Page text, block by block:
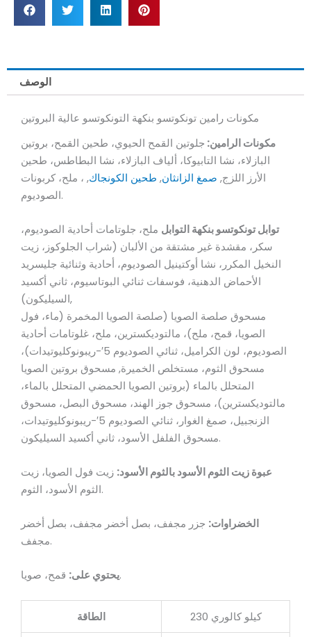
الوصف
مكونات رامين تونكوتسو بنكهة التونكوتسو عالية البروتين
مكونات الرامين: جلوتين القمح الحيوي، طحين القمح، بروتين
البازلاء، نشا التابيوكا، ألياف البازلاء، نشا البطاطس، طحين
الأرز اللزج, صمغ الزانثان, طحين الكونجاك, ، ملح، كربونات
الصوديوم.
توابل تونكوتسو بنكهة التوابل ملح، جلوتامات أحادية الصوديوم،
سكر، مقشدة غير مشتقة من الألبان (شراب الجلوكوز، زيت
النخيل المكرر، نشا أوكتينيل الصوديوم، أحادية وثنائية جليسريد
الأحماض الدهنية، فوسفات ثنائي البوتاسيوم، ثاني أكسيد
السيليكون),
مسحوق صلصة الصويا (صلصة الصويا المخمرة (ماء، فول
الصويا، قمح، ملح)، مالتوديكسترين، ملح، غلوتامات أحادية
الصوديوم، لون الكراميل، ثنائي الصوديوم 5′-ريبونوكليوتيدات)،
مسحوق الثوم، مستخلص الخميرة, مسحوق بروتين الصويا
المتحلل بالماء (بروتين الصويا الحمضي المتحلل بالماء،
مالتوديكسترين)، مسحوق جوز الهند، مسحوق البصل، مسحوق
الزنجبيل، صمغ الغوار، ثنائي الصوديوم 5′-ريبونوكليوتيدات،
مسحوق الفلفل الأسود، ثاني أكسيد السيليكون.
عبوة زيت الثوم الأسود بالثوم الأسود: زيت فول الصويا، زيت
الثوم الأسود، الثوم.
الخضراوات: جزر مجفف، بصل أخضر مجفف، بصل أخضر
مجفف.
يحتوي على:قمح، صويا.
الطاقة 230 كيلو كالوري